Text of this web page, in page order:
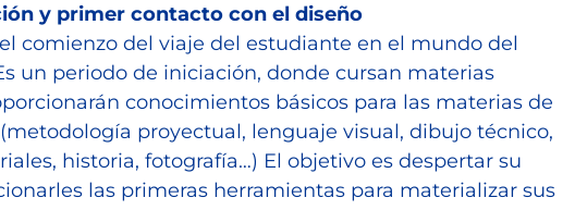
y primer contacto con el diseño
comienzo del viaje del estudiante en el mundo del
un periodo de iniciación, donde cursan materias
conocimientos básicos para las materias de
proyectual, lenguaje visual, dibujo técnico,
historia, fotografía…) El objetivo es despertar su
las primeras herramientas para materializar sus